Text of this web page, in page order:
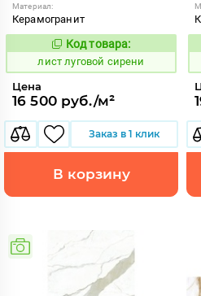
Материал:
Керамогранит
881214
Код товара:
лист луговой сирени
Цена
16 500 руб./м²
Заказ в 1 клик
В корзину